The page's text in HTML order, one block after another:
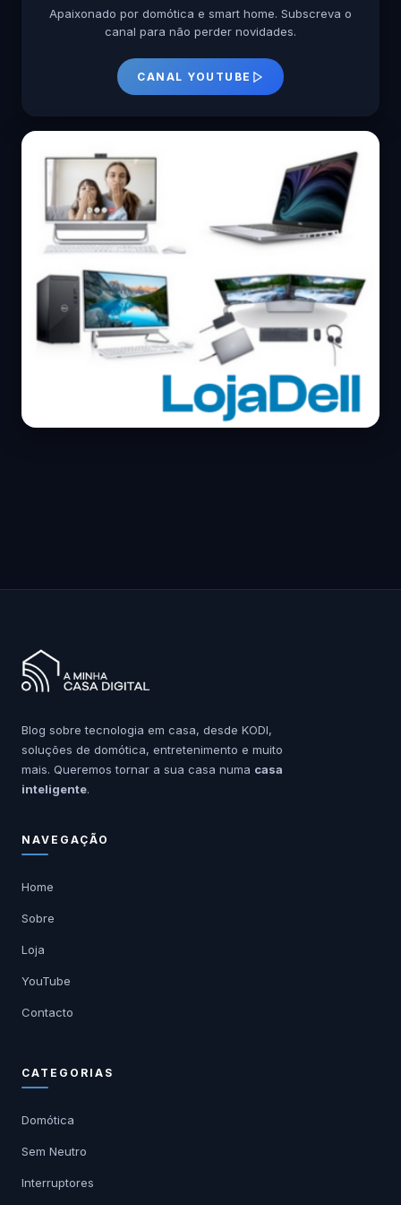
Apaixonado por domótica e smart home. Subscreva o
canal para não perder novidades.
CANAL YOUTUBE
Blog sobre tecnologia em casa, desde KODI,
soluções de domótica, entretenimento e muito
mais. Queremos tornar a sua casa numa casa
inteligente.
NAVEGAÇÃO
Home
Sobre
Loja
YouTube
Contacto
CATEGORIAS
Domótica
Sem Neutro
Interruptores